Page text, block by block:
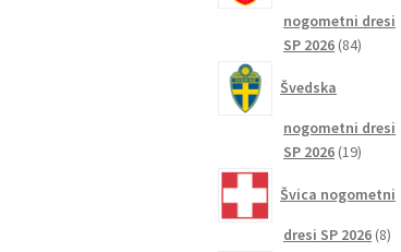
nogometni dresi
SP 2026 8484
Švedska
nogometni dresi
SP 2026 1919
Švica nogometni
dresi SP 2026 88